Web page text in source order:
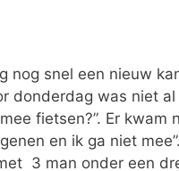
nog snel een nieuw
donderdag was niet
fietsen?”. Er kwam
en ik ga niet
3 man onder een